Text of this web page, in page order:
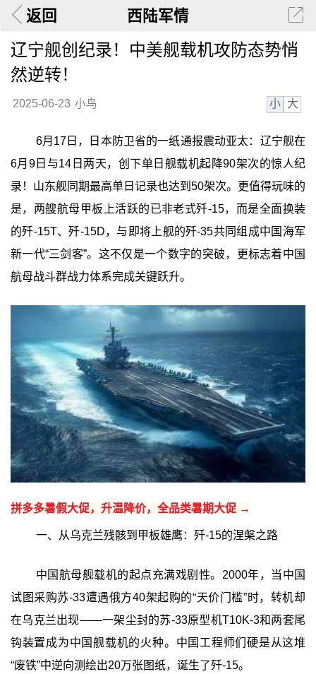
返回 西陆军情
辽宁舰创纪录！中美舰载机攻防态势悄
然逆转！
2025-06-23 小鸟 小 大
6月17日，日本防卫省的一纸通报震动亚太：辽宁舰在
6月9日与14日两天，创下单日舰载机起降90架次的惊人纪
录！山东舰同期最高单日记录也达到50架次。更值得玩味的
是，两艘航母甲板上活跃的已非老式歼-15，而是全面换装
的歼-15T、歼-15D，与即将上舰的歼-35共同组成中国海军
新一代“三剑客”。这不仅是一个数字的突破，更标志着中国
航母战斗群战力体系完成关键跃升。
拼多多暑假大促，升温降价，全品类暑期大促 →
一、从乌克兰残骸到甲板雄鹰：歼-15的涅槃之路
中国航母舰载机的起点充满戏剧性。2000年，当中国
试图采购苏-33遭遇俄方40架起购的“天价门槛”时，转机却
在乌克兰出现——一架尘封的苏-33原型机T10K-3和两套尾
钩装置成为中国舰载机的火种。中国工程师们硬是从这堆
“废铁”中逆向测绘出20万张图纸，诞生了歼-15。